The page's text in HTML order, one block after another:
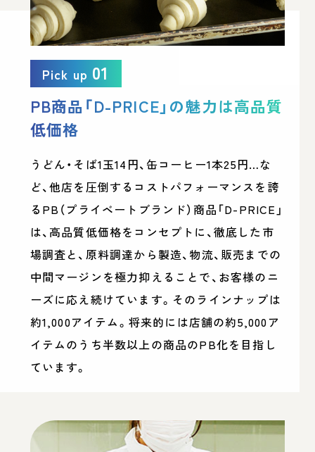
Pick up 01
PB商品「D-PRICE」の魅力は高品質
低価格
うどん・そば1玉14円、缶コーヒー1本25円…な
ど、他店を圧倒するコストパフォーマンスを誇
るPB（プライベートブランド）商品「D-PRICE」
は、高品質低価格をコンセプトに、徹底した市
場調査と、原料調達から製造、物流、販売までの
中間マージンを極力抑えることで、お客様のニ
ーズに応え続けています。そのラインナップは
約1,000アイテム。将来的には店舗の約5,000ア
イテムのうち半数以上の商品のPB化を目指し
ています。